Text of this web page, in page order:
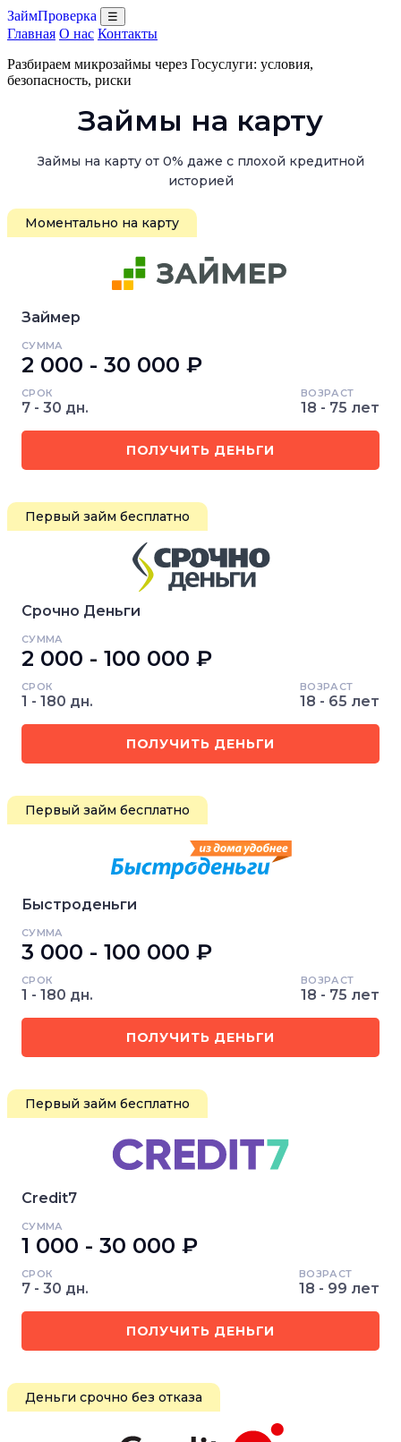
ЗаймПроверка ☰
Главная О нас Контакты
Разбираем микрозаймы через Госуслуги: условия,
безопасность, риски
Займы на карту
Займы на карту от 0% даже с плохой кредитной
историей
Моментально на карту
Займер
СУММА
2 000 - 30 000 ₽
СРОК
7 - 30 дн.
ВОЗРАСТ
18 - 75 лет
ПОЛУЧИТЬ ДЕНЬГИ
Первый займ бесплатно
Срочно Деньги
СУММА
2 000 - 100 000 ₽
СРОК
1 - 180 дн.
ВОЗРАСТ
18 - 65 лет
ПОЛУЧИТЬ ДЕНЬГИ
Первый займ бесплатно
Быстроденьги
СУММА
3 000 - 100 000 ₽
СРОК
1 - 180 дн.
ВОЗРАСТ
18 - 75 лет
ПОЛУЧИТЬ ДЕНЬГИ
Первый займ бесплатно
Credit7
СУММА
1 000 - 30 000 ₽
СРОК
7 - 30 дн.
ВОЗРАСТ
18 - 99 лет
ПОЛУЧИТЬ ДЕНЬГИ
Деньги срочно без отказа